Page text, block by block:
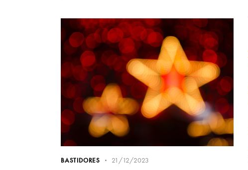
BASTIDORES 21/12/2023